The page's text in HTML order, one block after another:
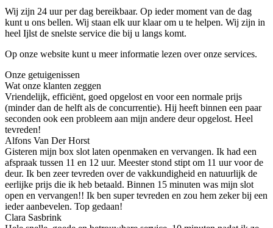
Wij zijn 24 uur per dag bereikbaar. Op ieder moment van de dag
kunt u ons bellen. Wij staan elk uur klaar om u te helpen. Wij zijn in
heel Ijlst de snelste service die bij u langs komt.
Op onze website kunt u meer informatie lezen over onze services.
Onze getuigenissen
Wat onze klanten zeggen
Vriendelijk, efficiënt, goed opgelost en voor een normale prijs
(minder dan de helft als de concurrentie). Hij heeft binnen een paar
seconden ook een probleem aan mijn andere deur opgelost. Heel
tevreden!
Alfons Van Der Horst
Gisteren mijn box slot laten openmaken en vervangen. Ik had een
afspraak tussen 11 en 12 uur. Meester stond stipt om 11 uur voor de
deur. Ik ben zeer tevreden over de vakkundigheid en natuurlijk de
eerlijke prijs die ik heb betaald. Binnen 15 minuten was mijn slot
open en vervangen!! Ik ben super tevreden en zou hem zeker bij een
ieder aanbevelen. Top gedaan!
Clara Sasbrink